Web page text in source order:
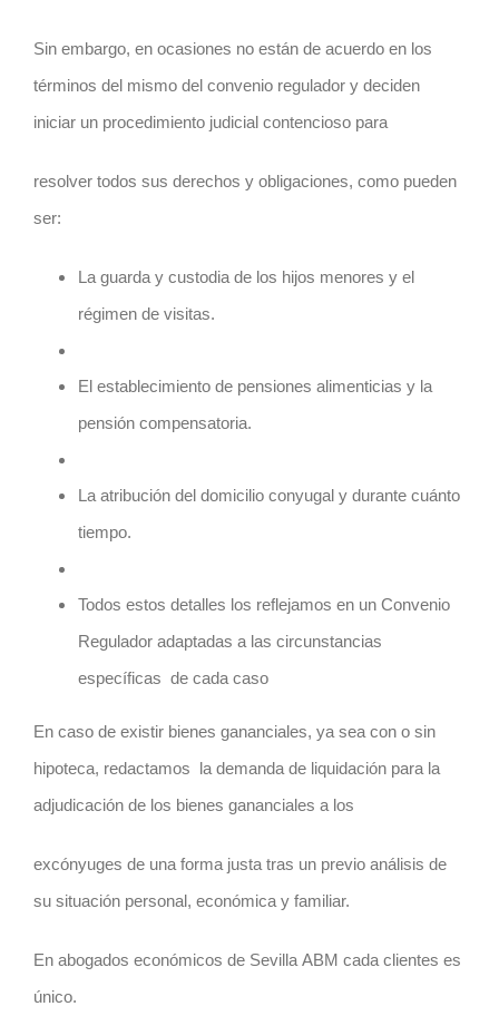
Sin embargo, en ocasiones no están de acuerdo en los
términos del mismo del convenio regulador y deciden
iniciar un procedimiento judicial contencioso para
resolver todos sus derechos y obligaciones, como pueden
ser:
La guarda y custodia de los hijos menores y el
régimen de visitas.
El establecimiento de pensiones alimenticias y la
pensión compensatoria.
La atribución del domicilio conyugal y durante cuánto
tiempo.
Todos estos detalles los reflejamos en un Convenio
Regulador adaptadas a las circunstancias
específicas de cada caso
En caso de existir bienes gananciales, ya sea con o sin
hipoteca, redactamos la demanda de liquidación para la
adjudicación de los bienes gananciales a los
excónyuges de una forma justa tras un previo análisis de
su situación personal, económica y familiar.
En abogados económicos de Sevilla ABM cada clientes es
único.